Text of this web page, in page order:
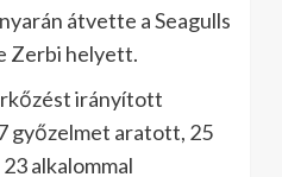
átvette a Seagulls
Zerbi helyett.
irányított
győzelmet aratott, 25
alkalommal